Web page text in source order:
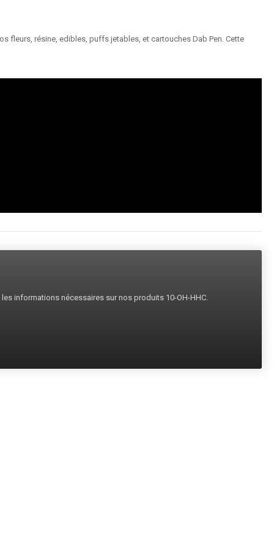
fleurs, résine, edibles, puffs jetables, et cartouches Dab Pen. Cette
informations nécessaires sur nos produits 10-OH-HHC.